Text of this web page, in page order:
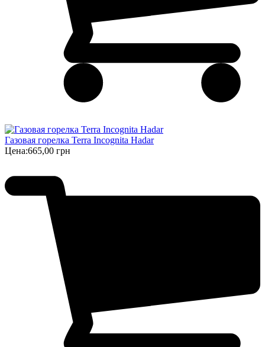
Газовая горелка Terra Incognita Hadar
Цена:665,00 грн